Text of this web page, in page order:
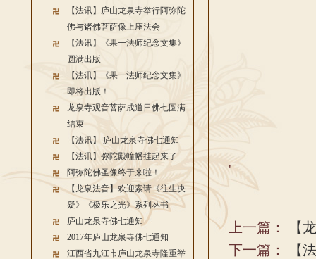
【法讯】庐山龙泉寺举行阿弥陀
佛与诸佛菩萨像上座法会
【法讯】《果一法师纪念文集》
圆满出版
【法讯】《果一法师纪念文集》
即将出版！
龙泉寺观音菩萨成道日佛七圆满
结束
【法讯】 庐山龙泉寺佛七通知
【法讯】弥陀殿幢幡挂起来了
阿弥陀佛圣像终于来啦！
【龙泉法音】欢迎索请《往生决
疑》《极乐之光》系列丛书
庐山龙泉寺佛七通知
2017年庐山龙泉寺佛七通知
江西省九江市庐山龙泉寺隆重举
'
上一篇：
【
下一篇：
【